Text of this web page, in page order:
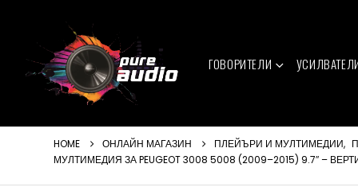
ГОВОРИТЕЛИ
HOME ОНЛАЙН МАГАЗИН ПЛЕЙЪРИ И МУЛТИМЕДИИ,
МУЛТИМЕДИЯ ЗА PEUGEOT 3008 5008 (2009–2015) 9.7″ –